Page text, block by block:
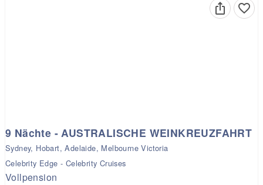
9 Nächte - AUSTRALISCHE WEINKREUZFAHRT
Sydney, Hobart, Adelaide, Melbourne Victoria
Celebrity Edge - Celebrity Cruises
Vollpension